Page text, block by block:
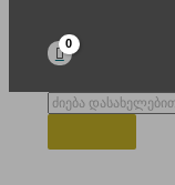
Products